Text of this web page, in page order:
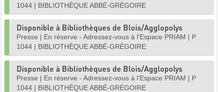
1044 | BIBLIOTHÈQUE ABBÉ-GRÉGOIRE
Disponible à Bibliothèques de Blois/Agglopolys
Presse | En réserve - Adressez-vous à l'Espace PRIAM | P
1044 | BIBLIOTHÈQUE ABBÉ-GRÉGOIRE
Disponible à Bibliothèques de Blois/Agglopolys
Presse | En réserve - Adressez-vous à l'Espace PRIAM | P
1044 | BIBLIOTHÈQUE ABBÉ-GRÉGOIRE